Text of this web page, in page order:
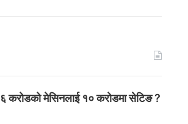
६ करोडको मेसिनलाई १० करोडमा सेटिङ ?